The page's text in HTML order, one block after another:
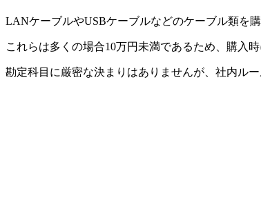
LANケーブルやUSBケーブルなどのケーブル類を
これらは多くの場合10万円未満であるため、購入
勘定科目に厳密な決まりはありませんが、社内ル